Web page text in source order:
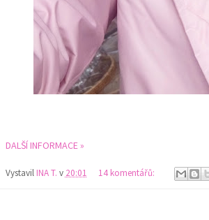
DALŠÍ INFORMACE »
VystavilINA T. v 20:01 14 komentářů: